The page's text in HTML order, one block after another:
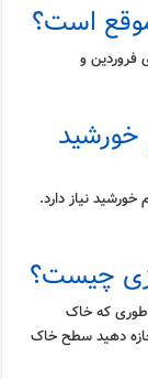
است؟
فروردین و
خورشید
نیاز دارد.
چیست؟
طوری که خاک
دهید سطح خاک